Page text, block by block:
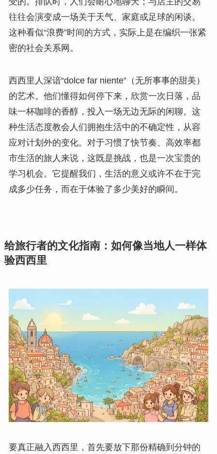
往往会演变成一场关于天气、家庭或足球的闲谈。
这种看似“浪费”时间的方式，实际上是在编织一张紧
密的社会关系网。
西西里人深谙“dolce far niente”（无所事事的甜美）
的艺术。他们懂得如何停下来，欣赏一次日落，品
味一杯咖啡的香醇，投入一场无边无际的闲聊。这
种生活态度教会人们拥抱生活中的不确定性，从容
应对计划外的变化。对于习惯了快节奏、高效率都
市生活的旅人来说，这既是挑战，也是一次宝贵的
学习机会。它提醒我们，生活的意义或许不在于完
成多少任务，而在于体验了多少美好的瞬间。
给旅行者的文化指南：如何像当地人一样体
验西西里
要真正融入西西里，首先要放下那份精确到分钟的